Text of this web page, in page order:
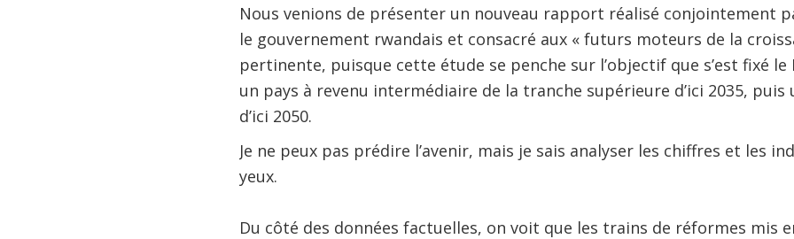
Nous venions de présenter un nouveau rapport réalisé conjointement
le gouvernement rwandais et consacré aux « futurs moteurs de la
pertinente, puisque cette étude se penche sur l’objectif que s’est fixé le
un pays à revenu intermédiaire de la tranche supérieure d’ici 2035, puis
d’ici 2050.
Je ne peux pas prédire l’avenir, mais je sais analyser les chiffres et les
yeux.
Du côté des données factuelles, on voit que les trains de réformes mis